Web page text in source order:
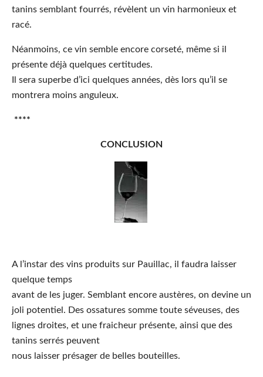
tanins semblant fourrés, révèlent un vin harmonieux et
racé.
Néanmoins, ce vin semble encore corseté, même si il
présente déjà quelques certitudes.
Il sera superbe d’ici quelques années, dès lors qu’il se
montrera moins anguleux.
****
CONCLUSION
A l’instar des vins produits sur Pauillac, il faudra laisser
quelque temps
avant de les juger. Semblant encore austères, on devine un
joli potentiel. Des ossatures somme toute séveuses, des
lignes droites, et une fraicheur présente, ainsi que des
tanins serrés peuvent
nous laisser présager de belles bouteilles.